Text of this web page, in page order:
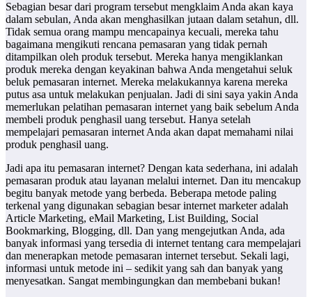
Sebagian besar dari program tersebut mengklaim Anda akan kaya
dalam sebulan, Anda akan menghasilkan jutaan dalam setahun, dll.
Tidak semua orang mampu mencapainya kecuali, mereka tahu
bagaimana mengikuti rencana pemasaran yang tidak pernah
ditampilkan oleh produk tersebut. Mereka hanya mengiklankan
produk mereka dengan keyakinan bahwa Anda mengetahui seluk
beluk pemasaran internet. Mereka melakukannya karena mereka
putus asa untuk melakukan penjualan. Jadi di sini saya yakin Anda
memerlukan pelatihan pemasaran internet yang baik sebelum Anda
membeli produk penghasil uang tersebut. Hanya setelah
mempelajari pemasaran internet Anda akan dapat memahami nilai
produk penghasil uang.
Jadi apa itu pemasaran internet? Dengan kata sederhana, ini adalah
pemasaran produk atau layanan melalui internet. Dan itu mencakup
begitu banyak metode yang berbeda. Beberapa metode paling
terkenal yang digunakan sebagian besar internet marketer adalah
Article Marketing, eMail Marketing, List Building, Social
Bookmarking, Blogging, dll. Dan yang mengejutkan Anda, ada
banyak informasi yang tersedia di internet tentang cara mempelajari
dan menerapkan metode pemasaran internet tersebut. Sekali lagi,
informasi untuk metode ini – sedikit yang sah dan banyak yang
menyesatkan. Sangat membingungkan dan membebani bukan!